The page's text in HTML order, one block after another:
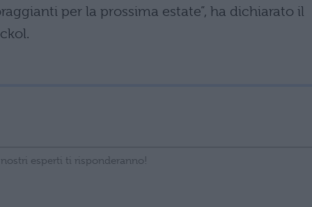
per la prossima estate”, ha dichiarato il